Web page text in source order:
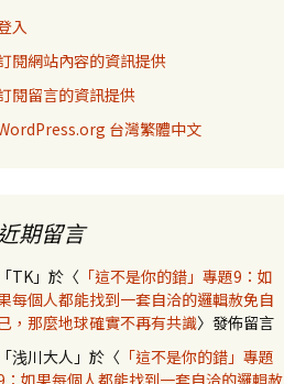
入
閱網站內容的資訊提供
閱留言的資訊提供
台灣繁體中文
期留言
「TK」於〈 「這不是你的錯」專題9：如
每個人都能找到一套自洽的邏輯赦免自
，那麼地球確實不再有共識〉發佈留言
「浅川大人 」於〈 「這不是你的錯」專題
：如果每個人都能找到一套自洽的邏輯赦